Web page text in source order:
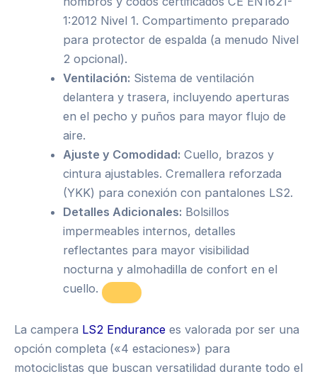
1:2012 Nivel 1. Compartimento preparado
para protector de espalda (a menudo Nivel
2 opcional).
Ventilación: Sistema de ventilación
delantera y trasera, incluyendo aperturas
en el pecho y puños para mayor flujo de
aire.
Ajuste y Comodidad: Cuello, brazos y
cintura ajustables. Cremallera reforzada
(YKK) para conexión con pantalones LS2.
Detalles Adicionales: Bolsillos
impermeables internos, detalles
reflectantes para mayor visibilidad
nocturna y almohadilla de confort en el
cuello.
La campera LS2 Endurance es valorada por ser una
opción completa («4 estaciones») para
motociclistas que buscan versatilidad durante todo el